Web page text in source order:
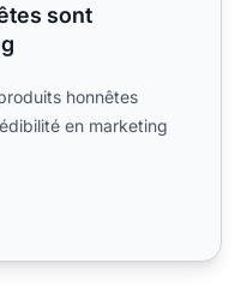
sont
honnêtes
en marketing